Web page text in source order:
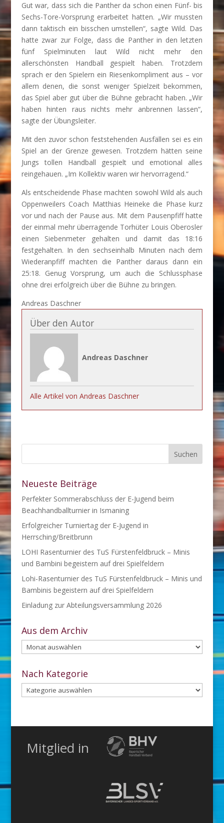
Gut war, dass sich die Panther da schon einen Fünf- bis
Sechs-Tore-Vorsprung erarbeitet hatten. „Wir mussten
dann taktisch ein bisschen umstellen“, sagte Wild. Das
hatte zwar zur Folge, dass die Panther in den letzten
fünf Spielminuten laut Wild nicht mehr den
allerschönsten Handball gespielt haben. Trotzdem
sprach er den Spielern ein Riesenkompliment aus – vor
allem denen, die sonst weniger Spielzeit bekommen,
das Spiel aber gut über die Bühne gebracht haben. „Wir
haben hinten raus nichts mehr anbrennen lassen“,
sagte der Übungsleiter.
Mit den zuvor schon feststehenden Ausfällen sei es ein
Spiel an der Grenze gewesen. Trotzdem hätten seine
Jungs tollen Handball gespielt und emotional alles
reingehauen. „Im Kollektiv waren wir hervorragend.“
Als entscheidende Phase machten sowohl Wild als auch
Oppenweilers Coach Matthias Heineke die Phase kurz
vor und nach der Pause aus. Mit dem Pausenpfiff hatte
der einmal mehr überragende Torhüter Louis Oberosler
einen Siebenmeter gehalten und damit das 18:16
festgehalten. In den sechseinhalb Minuten nach dem
Wiederanpfiff machten die Panther daraus dann ein
25:18. Genug Vorsprung, um auch die Schlussphase
ohne drei erfolgreich über die Bühne zu bringen.
Andreas Daschner
Über den Autor
Andreas Daschner
Alle Artikel von Andreas Daschner
Neueste Beiträge
Perfekter Sommerabschluss der E-Jugend beim
Beachhandballturnier in Ismaning
Erfolgreicher Turniertag der E-Jugend in
Herrsching/Breitbrunn
LOHI Rasenturnier des TuS Fürstenfeldbruck – Minis
und Bambini begeistern auf drei Spielfeldern
Lohi-Rasenturnier des TuS Fürstenfeldbruck – Minis und
Bambinis begeistern auf drei Spielfeldern
Einladung zur Abteilungsversammlung 2026
Aus dem Archiv
Aus
dem
Archiv
Nach Kategorie
Nach
Kategorie
Mitglied in